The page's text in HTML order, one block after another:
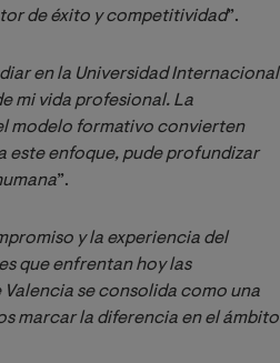
de éxito y competitividad”.
en la Universidad Internacional
mi vida profesional. La
modelo formativo convierten
este enfoque, pude profundizar
”.
y la experiencia del
que enfrentan hoy las
Valencia se consolida como una
marcar la diferencia en el ámbito